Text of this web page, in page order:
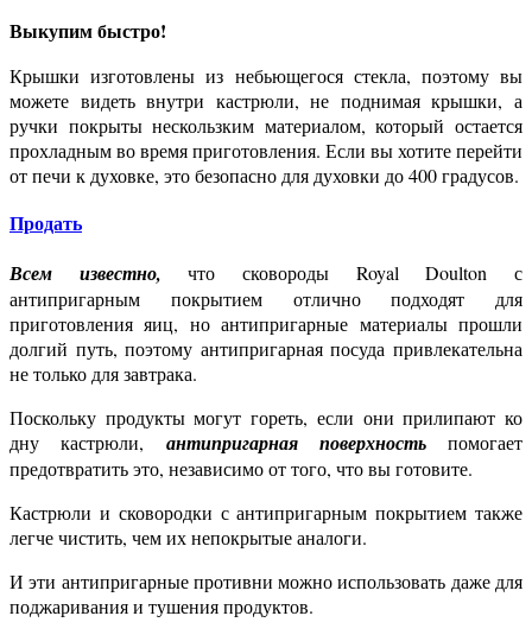
Выкупим быстро!
Крышки изготовлены из небьющегося стекла, поэтому вы
можете видеть внутри кастрюли, не поднимая крышки, а
ручки покрыты нескользким материалом, который остается
прохладным во время приготовления. Если вы хотите перейти
от печи к духовке, это безопасно для духовки до 400 градусов.
Продать
Всем известно,
что сковороды Royal Doulton с
антипригарным покрытием отлично подходят для
приготовления яиц, но антипригарные материалы прошли
долгий путь, поэтому антипригарная посуда привлекательна
не только для завтрака.
Поскольку продукты могут гореть, если они прилипают ко
дну кастрюли, антипригарная поверхностьпомогает
предотвратить это, независимо от того, что вы готовите.
Кастрюли и сковородки с антипригарным покрытием также
легче чистить, чем их непокрытые аналоги.
И эти антипригарные противни можно использовать даже для
поджаривания и тушения продуктов.